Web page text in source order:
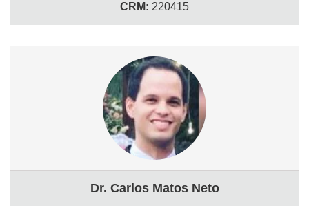
CRM: 220415
Dr. Carlos Matos Neto